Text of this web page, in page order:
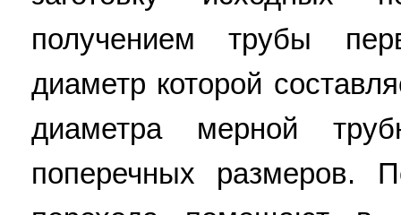
получением трубы
диаметр которой
диаметра мерной
поперечных размеров.